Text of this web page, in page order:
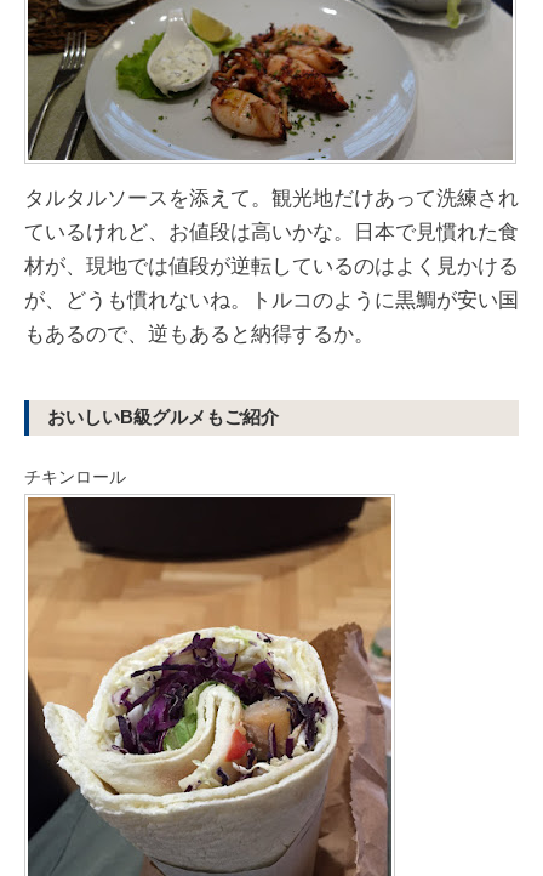
タルタルソースを添えて。観光地だけあって洗練され
ているけれど、お値段は高いかな。日本で見慣れた食
材が、現地では値段が逆転しているのはよく見かける
が、どうも慣れないね。トルコのように黒鯛が安い国
もあるので、逆もあると納得するか。
おいしいB級グルメもご紹介
チキンロール